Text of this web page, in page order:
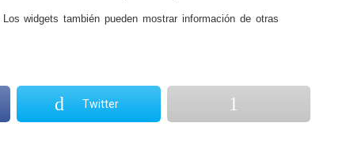
widgets también pueden mostrar información de otras
Twitter